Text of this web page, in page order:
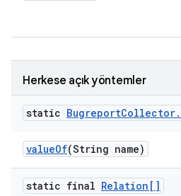
Herkese açık yöntemler
static BugreportCollector.
valueOf(String name)
static final Relation[]